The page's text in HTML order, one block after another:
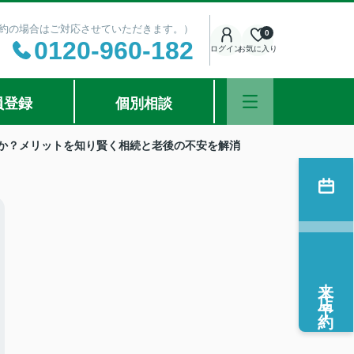
場合はご対応させていただきます。）
0120-960-182 ログインお気に入り
0
登録 個別相談
？メリットを知り賢く相続と老後の不安を解消
来店予約